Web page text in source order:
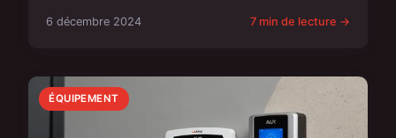
6 décembre 2024 7 min de lecture →
ÉQUIPEMENT